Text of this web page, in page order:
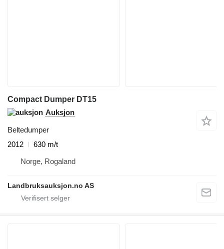
Compact Dumper DT15
Auksjon
Beltedumper
2012
630 m/t
Norge, Rogaland
Landbruksauksjon.no AS